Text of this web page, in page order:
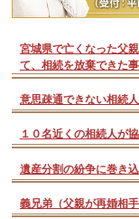
宮城県で亡くなった父
て、相続を放棄できた
意思疎通できない相続
１０名近くの相続人が
遺産分割の紛争に巻き
義兄弟（父親が再婚相